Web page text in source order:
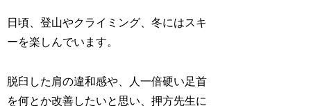
日頃、登山やクライミング、冬にはスキ
ーを楽しんでいます。
脱臼した肩の違和感や、人一倍硬い足首
を何とか改善したいと思い、押方先生に